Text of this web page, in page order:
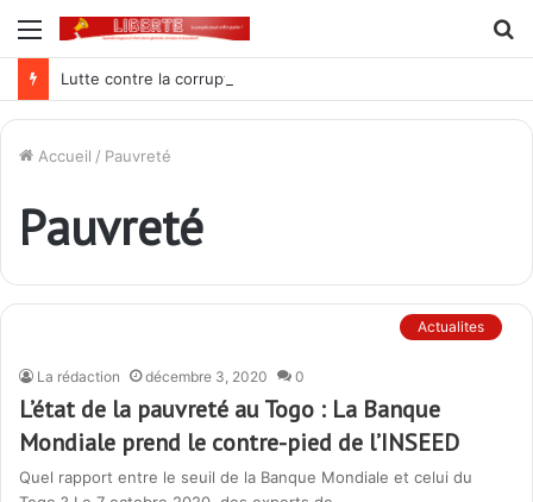
Menu
Accueil / Pauvreté
Pauvreté
Actualites
La rédaction décembre 3, 2020 0
L’état de la pauvreté au Togo : La Banque
Mondiale prend le contre-pied de l’INSEED
Quel rapport entre le seuil de la Banque Mondiale et celui du